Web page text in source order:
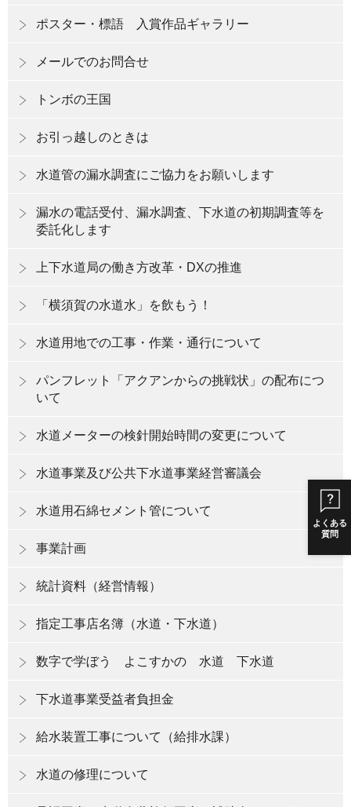
よくある
質問
ポスター・標語 入賞作品ギャラリー
メールでのお問合せ
トンボの王国
お引っ越しのときは
水道管の漏水調査にご協力をお願いします
漏水の電話受付、漏水調査、下水道の初期調査等を
委託化します
上下水道局の働き方改革・DXの推進
「横須賀の水道水」を飲もう！
水道用地での工事・作業・通行について
パンフレット「アクアンからの挑戦状」の配布につ
いて
水道メーターの検針開始時間の変更について
水道事業及び公共下水道事業経営審議会
水道用石綿セメント管について
事業計画
統計資料（経営情報）
指定工事店名簿（水道・下水道）
数字で学ぼう よこすかの 水道 下水道
下水道事業受益者負担金
給水装置工事について（給排水課）
水道の修理について